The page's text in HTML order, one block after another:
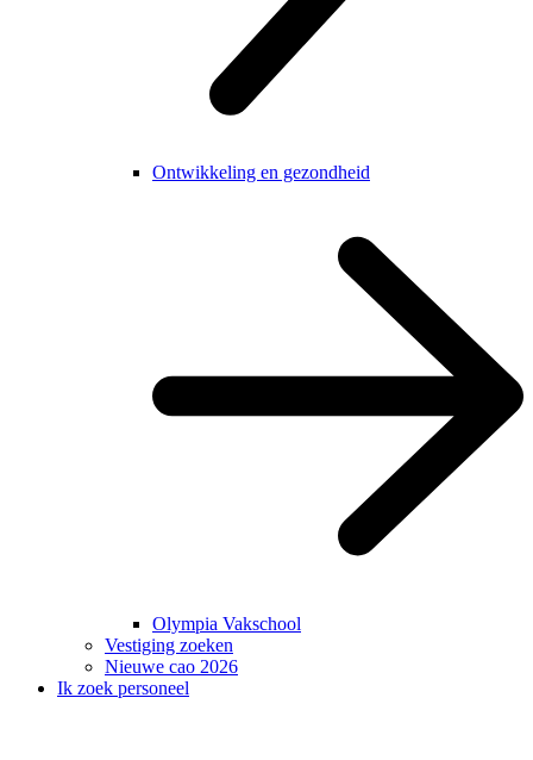
Ontwikkeling en gezondheid
Olympia Vakschool
Vestiging zoeken
Nieuwe cao 2026
Ik zoek personeel